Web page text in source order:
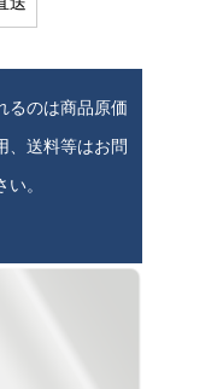
るのは商品原価
、送料等はお問
。